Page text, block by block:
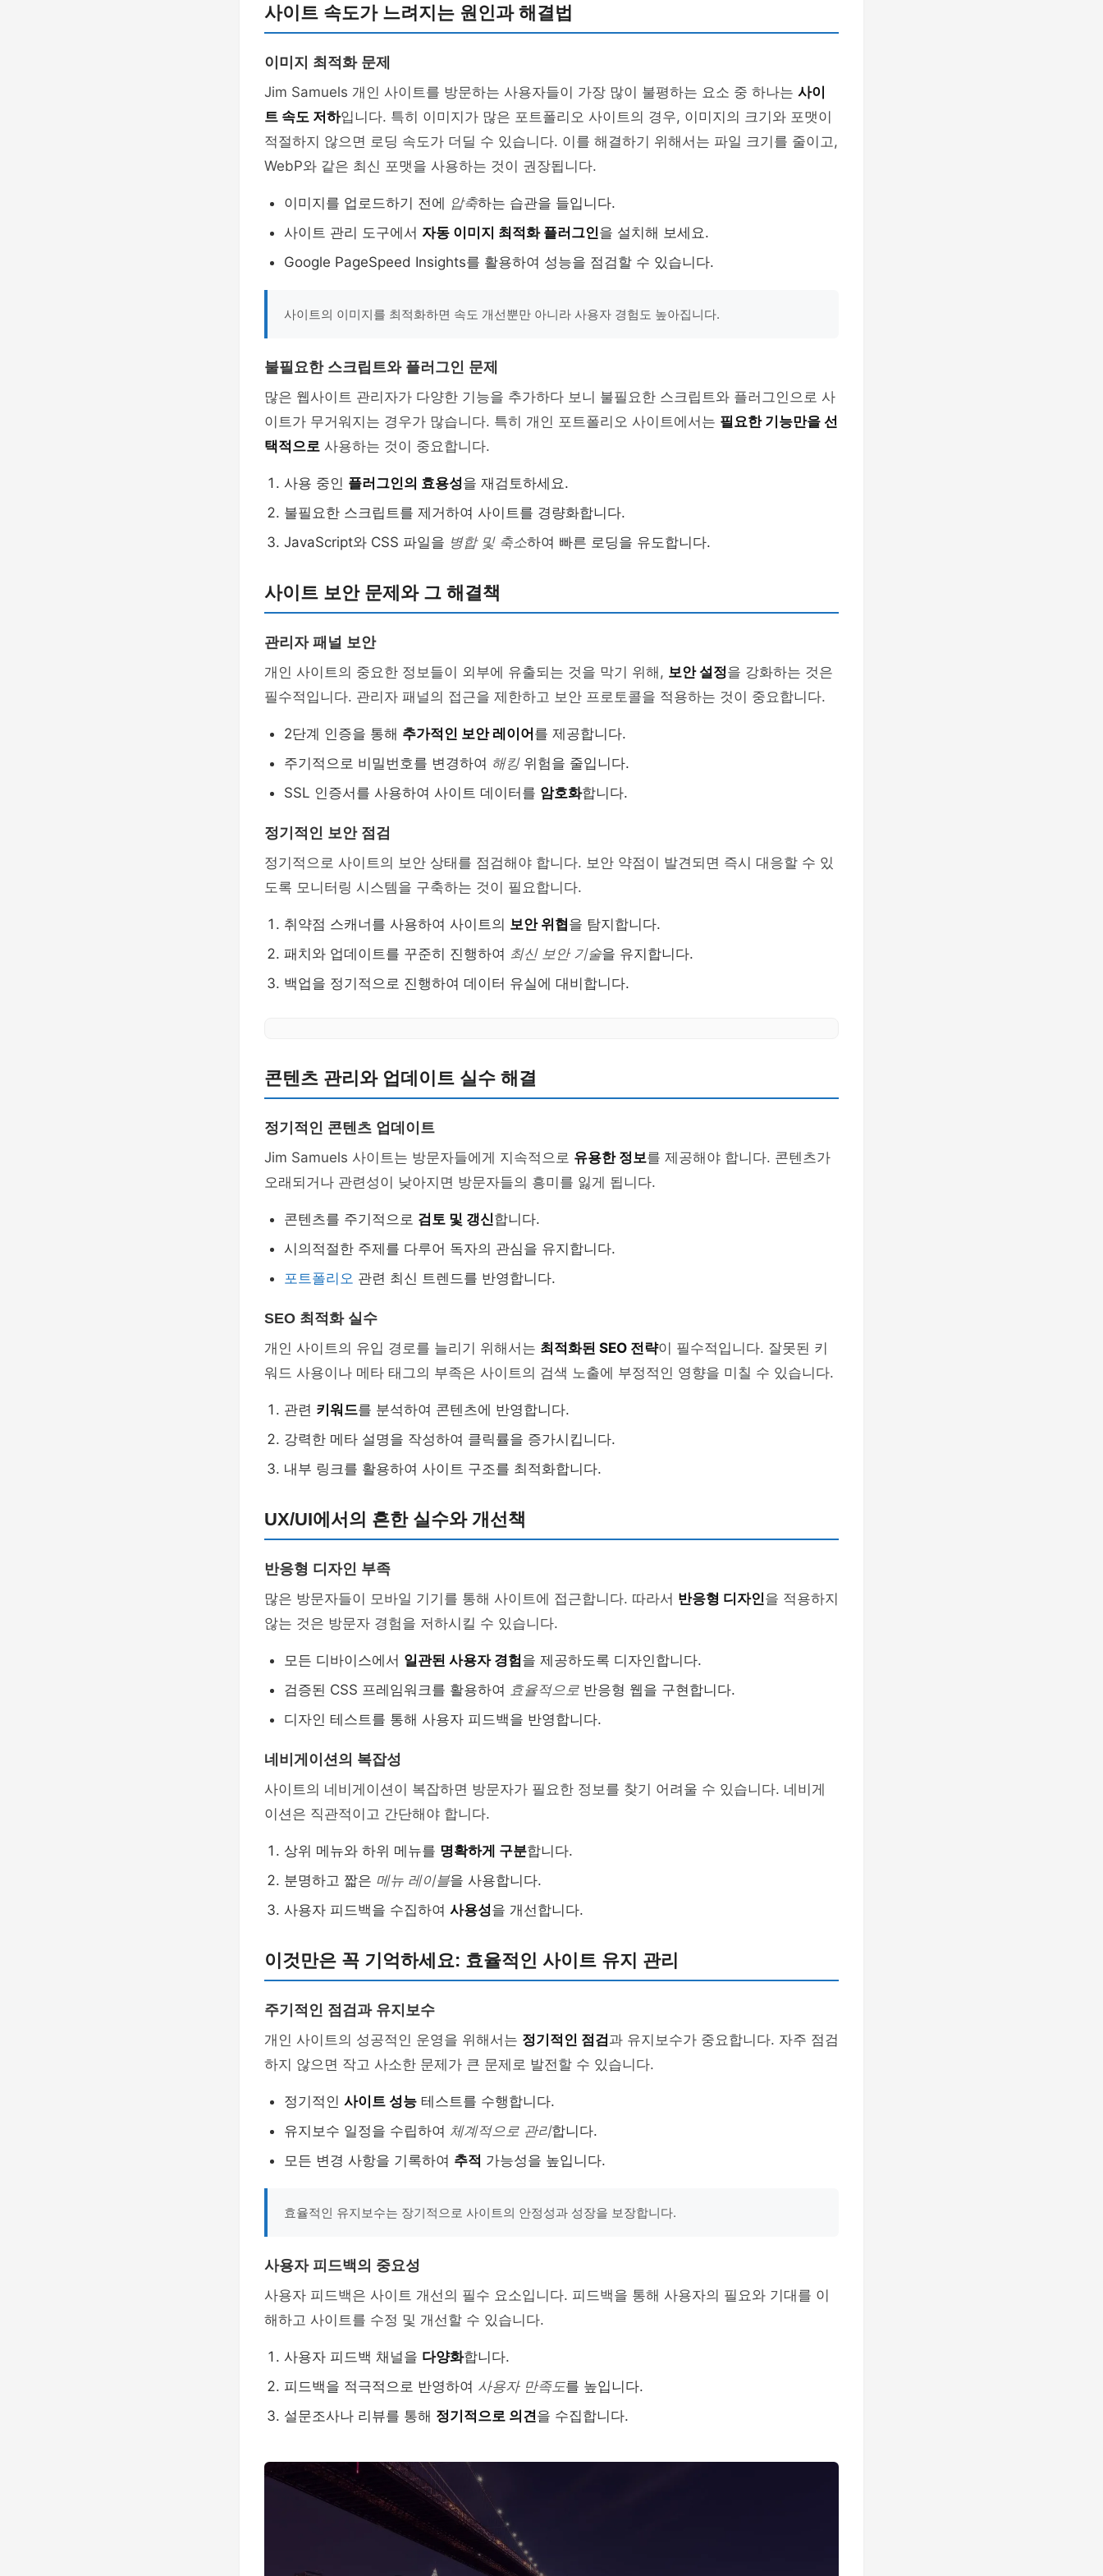
사이트 속도가 느려지는 원인과 해결법
이미지 최적화 문제
Jim Samuels 개인 사이트를 방문하는 사용자들이 가장 많이 불평하는 요소 중 하나는 사이
트 속도 저하입니다. 특히 이미지가 많은 포트폴리오 사이트의 경우, 이미지의 크기와 포맷이
적절하지 않으면 로딩 속도가 더딜 수 있습니다. 이를 해결하기 위해서는 파일 크기를 줄이고,
WebP와 같은 최신 포맷을 사용하는 것이 권장됩니다.
이미지를 업로드하기 전에 압축하는 습관을 들입니다.
사이트 관리 도구에서 자동 이미지 최적화 플러그인을 설치해 보세요.
Google PageSpeed Insights를 활용하여 성능을 점검할 수 있습니다.
사이트의 이미지를 최적화하면 속도 개선뿐만 아니라 사용자 경험도 높아집니다.
불필요한 스크립트와 플러그인 문제
많은 웹사이트 관리자가 다양한 기능을 추가하다 보니 불필요한 스크립트와 플러그인으로 사
이트가 무거워지는 경우가 많습니다. 특히 개인 포트폴리오 사이트에서는 필요한 기능만을 선
택적으로 사용하는 것이 중요합니다.
사용 중인 플러그인의 효용성을 재검토하세요.
불필요한 스크립트를 제거하여 사이트를 경량화합니다.
JavaScript와 CSS 파일을 병합 및 축소하여 빠른 로딩을 유도합니다.
사이트 보안 문제와 그 해결책
관리자 패널 보안
개인 사이트의 중요한 정보들이 외부에 유출되는 것을 막기 위해, 보안 설정을 강화하는 것은
필수적입니다. 관리자 패널의 접근을 제한하고 보안 프로토콜을 적용하는 것이 중요합니다.
2단계 인증을 통해 추가적인 보안 레이어 를 제공합니다.
주기적으로 비밀번호를 변경하여 해킹위험을 줄입니다.
SSL 인증서를 사용하여 사이트 데이터를 암호화합니다.
정기적인 보안 점검
정기적으로 사이트의 보안 상태를 점검해야 합니다. 보안 약점이 발견되면 즉시 대응할 수 있
도록 모니터링 시스템을 구축하는 것이 필요합니다.
취약점 스캐너를 사용하여 사이트의 보안 위협 을 탐지합니다.
패치와 업데이트를 꾸준히 진행하여 최신 보안 기술을 유지합니다.
백업을 정기적으로 진행하여 데이터 유실에 대비합니다.
콘텐츠 관리와 업데이트 실수 해결
정기적인 콘텐츠 업데이트
Jim Samuels 사이트는 방문자들에게 지속적으로 유용한 정보를 제공해야 합니다. 콘텐츠가
오래되거나 관련성이 낮아지면 방문자들의 흥미를 잃게 됩니다.
콘텐츠를 주기적으로 검토 및 갱신합니다.
시의적절한 주제를 다루어 독자의 관심을 유지합니다.
포트폴리오 관련 최신 트렌드를 반영합니다.
SEO 최적화 실수
개인 사이트의 유입 경로를 늘리기 위해서는 최적화된 SEO 전략이 필수적입니다. 잘못된 키
워드 사용이나 메타 태그의 부족은 사이트의 검색 노출에 부정적인 영향을 미칠 수 있습니다.
관련 키워드를 분석하여 콘텐츠에 반영합니다.
강력한 메타 설명을 작성하여 클릭률을 증가시킵니다.
내부 링크를 활용하여 사이트 구조를 최적화합니다.
UX/UI에서의 흔한 실수와 개선책
반응형 디자인 부족
많은 방문자들이 모바일 기기를 통해 사이트에 접근합니다. 따라서 반응형 디자인을 적용하지
않는 것은 방문자 경험을 저하시킬 수 있습니다.
모든 디바이스에서 일관된 사용자 경험을 제공하도록 디자인합니다.
검증된 CSS 프레임워크를 활용하여 효율적으로 반응형 웹을 구현합니다.
디자인 테스트를 통해 사용자 피드백을 반영합니다.
네비게이션의 복잡성
사이트의 네비게이션이 복잡하면 방문자가 필요한 정보를 찾기 어려울 수 있습니다. 네비게
이션은 직관적이고 간단해야 합니다.
상위 메뉴와 하위 메뉴를 명확하게 구분합니다.
분명하고 짧은 메뉴 레이블을 사용합니다.
사용자 피드백을 수집하여 사용성을 개선합니다.
이것만은 꼭 기억하세요: 효율적인 사이트 유지 관리
주기적인 점검과 유지보수
개인 사이트의 성공적인 운영을 위해서는 정기적인 점검과 유지보수가 중요합니다. 자주 점검
하지 않으면 작고 사소한 문제가 큰 문제로 발전할 수 있습니다.
정기적인 사이트 성능 테스트를 수행합니다.
유지보수 일정을 수립하여 체계적으로 관리합니다.
모든 변경 사항을 기록하여 추적 가능성을 높입니다.
효율적인 유지보수는 장기적으로 사이트의 안정성과 성장을 보장합니다.
사용자 피드백의 중요성
사용자 피드백은 사이트 개선의 필수 요소입니다. 피드백을 통해 사용자의 필요와 기대를 이
해하고 사이트를 수정 및 개선할 수 있습니다.
사용자 피드백 채널을 다양화합니다.
피드백을 적극적으로 반영하여 사용자 만족도를 높입니다.
설문조사나 리뷰를 통해 정기적으로 의견을 수집합니다.